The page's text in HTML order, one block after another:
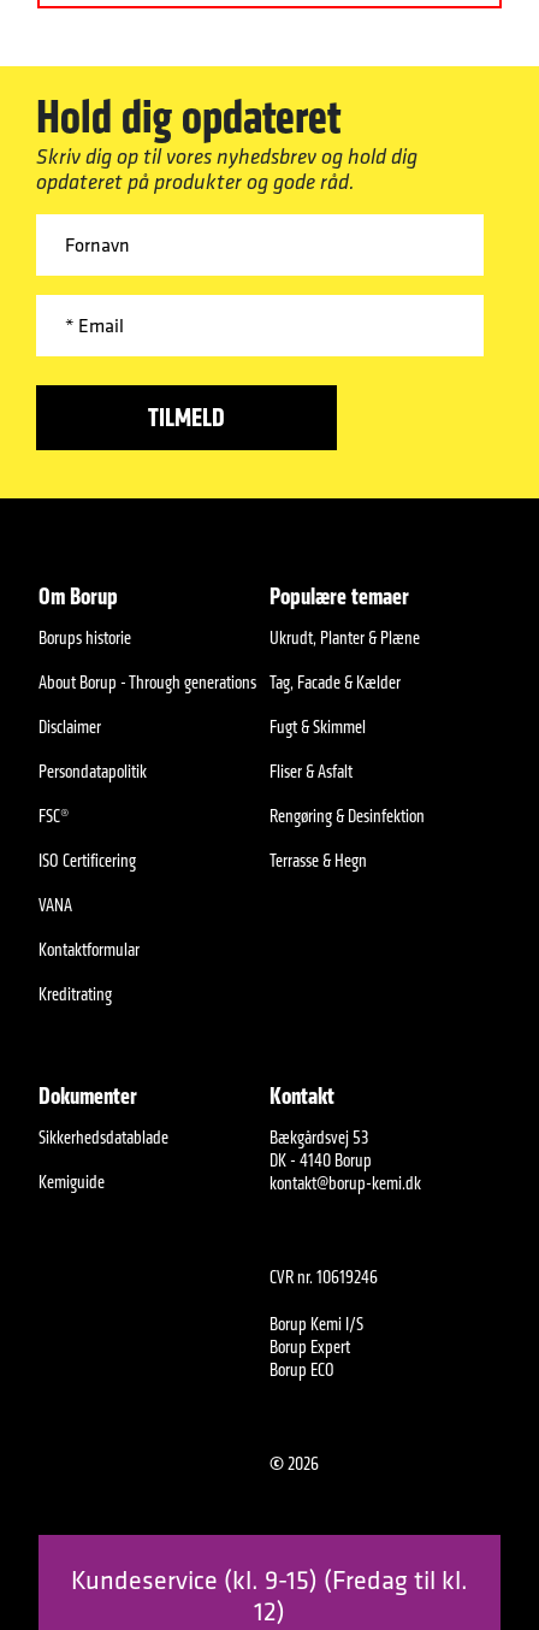
Hold dig opdateret
Skriv dig op til vores nyhedsbrev og hold dig
opdateret på produkter og gode råd.
Om Borup
Borups historie
About Borup - Through generations
Disclaimer
Persondatapolitik
FSC®
ISO Certificering
VANA
Kontaktformular
Kreditrating
Populære temaer
Ukrudt, Planter & Plæne
Tag, Facade & Kælder
Fugt & Skimmel
Fliser & Asfalt
Rengøring & Desinfektion
Terrasse & Hegn
Dokumenter
Sikkerhedsdatablade
Kemiguide
Kontakt
Bækgårdsvej 53
DK - 4140 Borup
kontakt@borup-kemi.dk
CVR nr. 10619246
Borup Kemi I/S
Borup Expert
Borup ECO
©2026
Kundeservice (kl. 9-15) (Fredag til kl.
12)